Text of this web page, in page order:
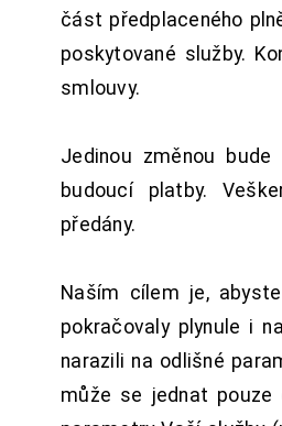
část předplaceného
poskytované služby.
smlouvy.
Jedinou změnou
budoucí platby.
předány.
Naším cílem je,
pokračovaly plynule i
narazili na odlišné
může se jednat pouze